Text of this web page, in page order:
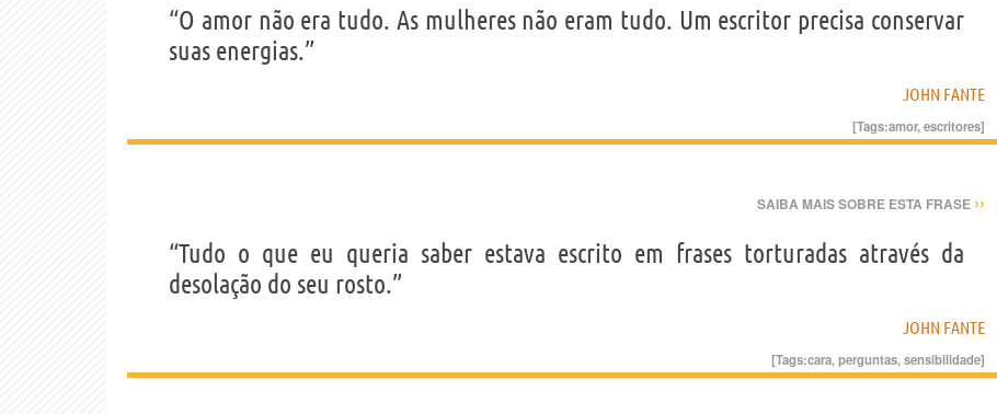
“O amor não era tudo. As mulheres não eram tudo. Um escritor precisa conservar
suas energias.”
JOHN FANTE
[Tags:amor,escritores]
SAIBA MAIS SOBRE ESTA FRASE ››
“Tudo o que eu queria saber estava escrito em frases torturadas através da
desolação do seu rosto.”
JOHN FANTE
[Tags:cara,perguntas,sensibilidade]